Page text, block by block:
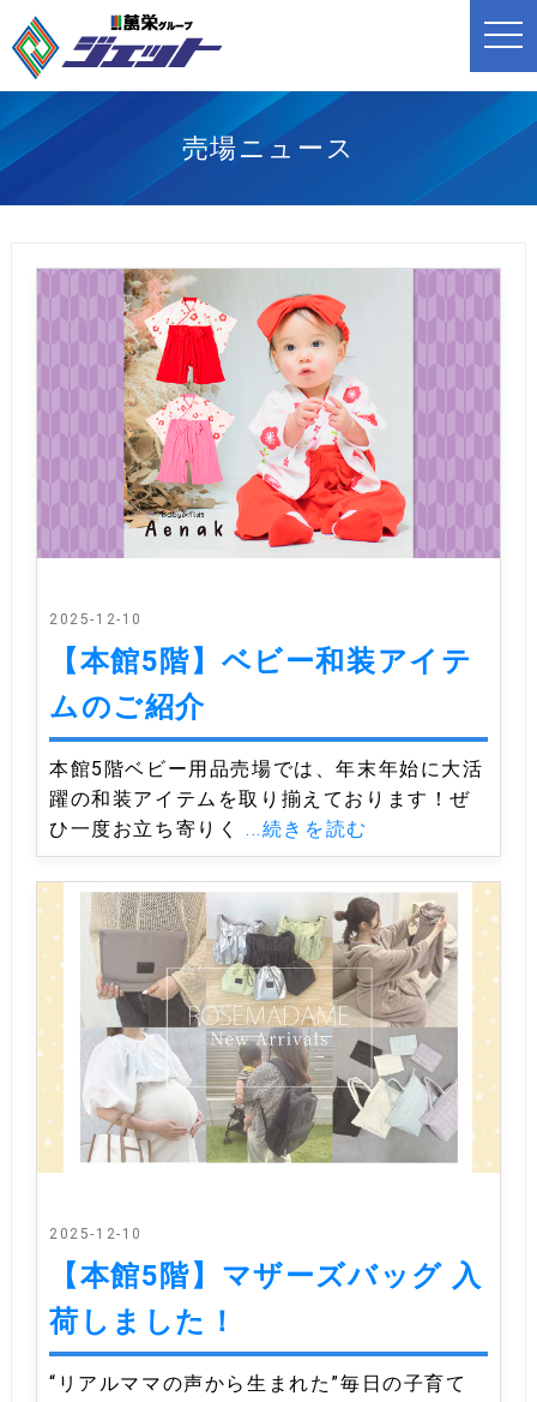
t
o
n
g
売場ニュース
2025-12-10
【本館5階】ベビー和装アイテ
ムのご紹介
本館5階ベビー用品売場では、年末年始に大活
躍の和装アイテムを取り揃えております！ぜ
ひ一度お立ち寄りく ...続きを読む
2025-12-10
【本館5階】マザーズバッグ 入
荷しました！
“リアルママの声から生まれた”毎日の子育て